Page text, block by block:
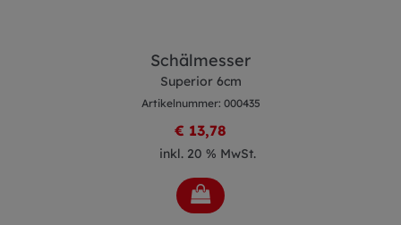
Schälmesser
Superior 6cm
Artikelnummer: 000435
€ 13,78
inkl. 20 % MwSt.